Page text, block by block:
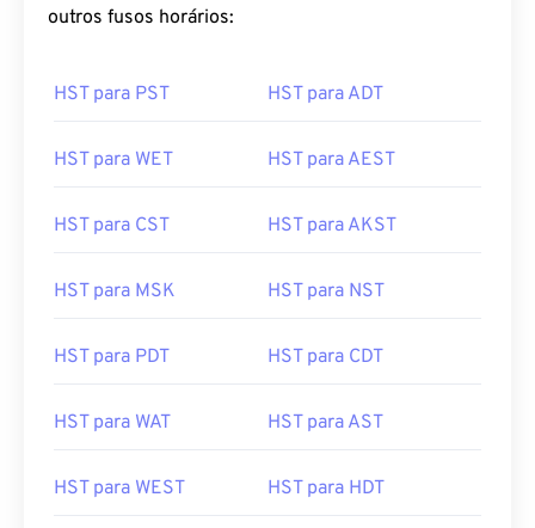
outros fusos horários:
HST para PST HST para ADT
HST para WET HST para AEST
HST para CST HST para AKST
HST para MSK HST para NST
HST para PDT HST para CDT
HST para WAT HST para AST
HST para WEST HST para HDT